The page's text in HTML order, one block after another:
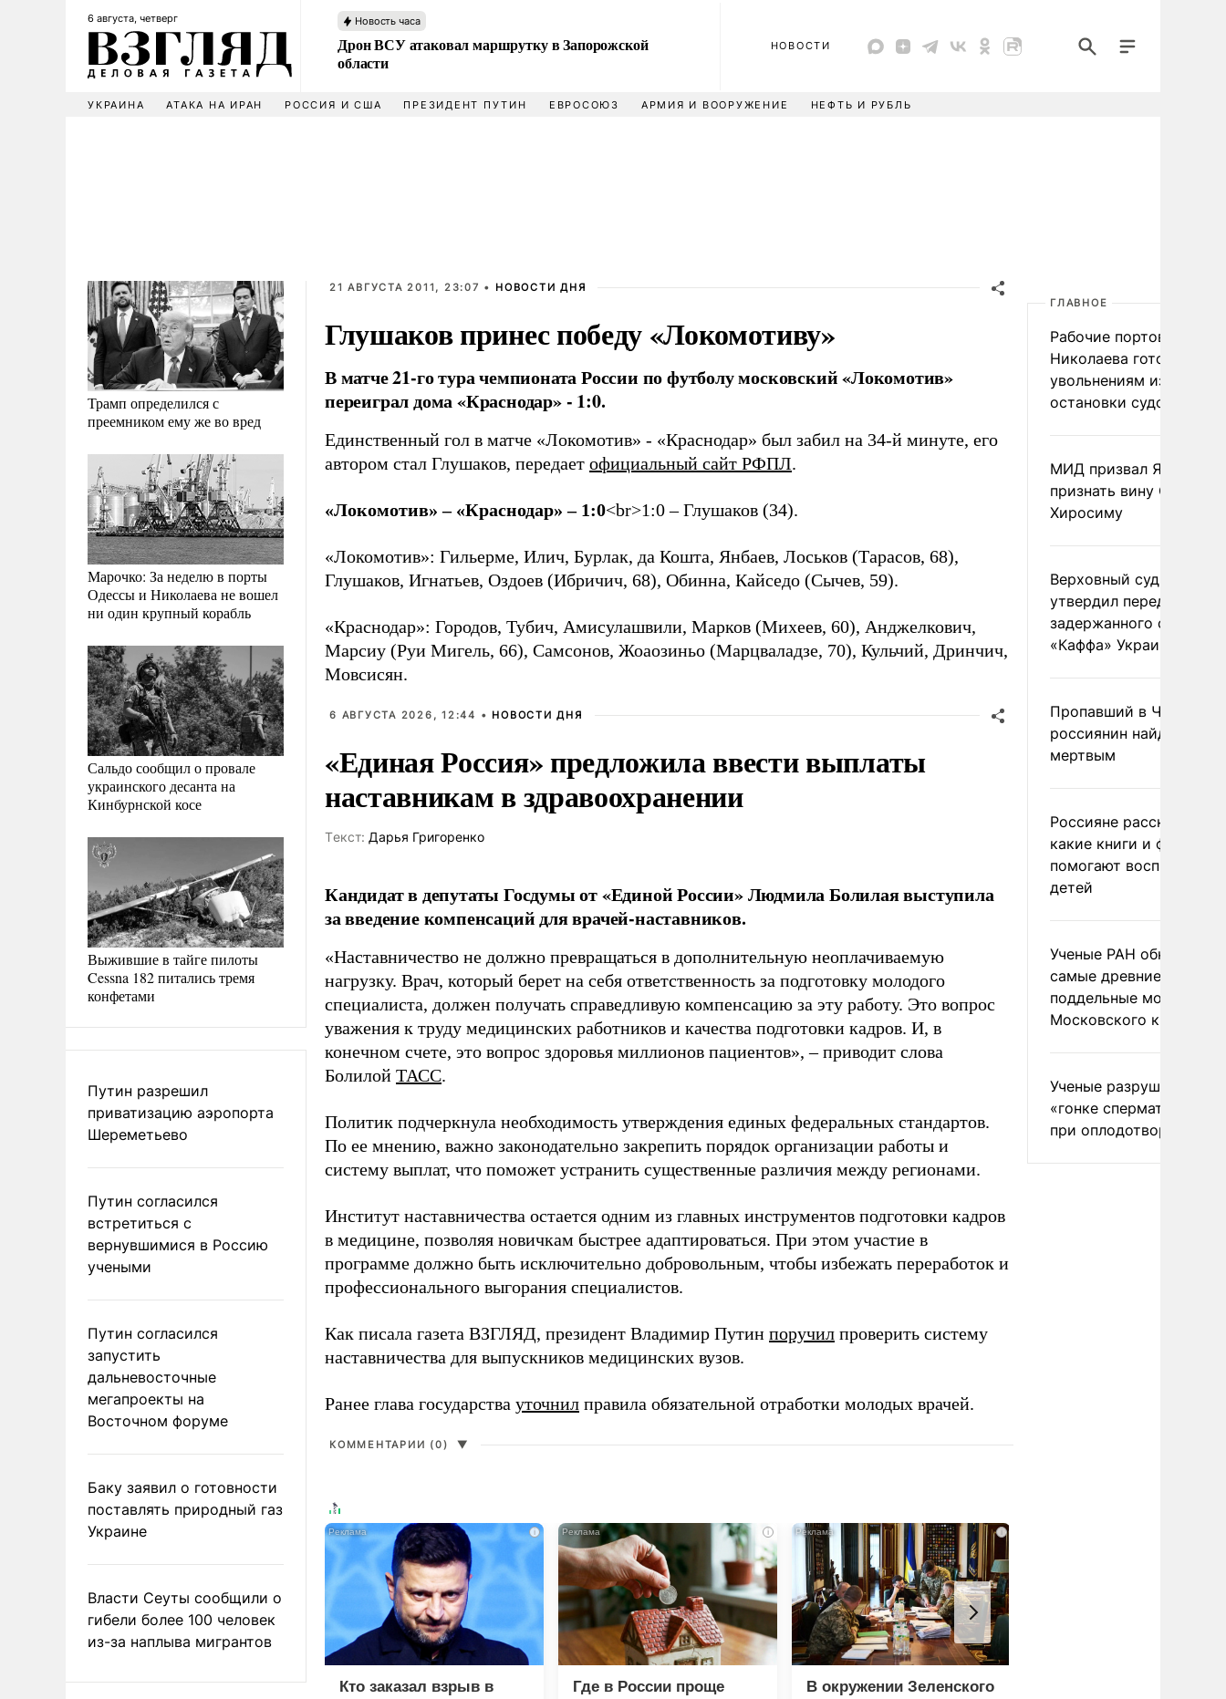
6 августа, четверг Новость часа
Дрон ВСУ атаковал маршрутку в Запорожской
области
НОВОСТИ
УКРАИНА АТАКА НА ИРАН РОССИЯ И США ПРЕЗИДЕНТ ПУТИН ЕВРОСОЮЗ АРМИЯ И ВООРУЖЕНИЕ НЕФТЬ И РУБЛЬ
Трамп определился с
преемником ему же во вред
Марочко: За неделю в порты
Одессы и Николаева не вошел
ни один крупный корабль
Сальдо сообщил о провале
украинского десанта на
Кинбурнской косе
Выжившие в тайге пилоты
Cessna 182 питались тремя
конфетами
Путин разрешил
приватизацию аэропорта
Шереметьево
Путин согласился
встретиться с
вернувшимися в Россию
учеными
Путин согласился
запустить
дальневосточные
мегапроекты на
Восточном форуме
Баку заявил о готовности
поставлять природный газ
Украине
Власти Сеуты сообщили о
гибели более 100 человек
из-за наплыва мигрантов
21 АВГУСТА 2011, 23:07 • НОВОСТИ ДНЯ
Глушаков принес победу «Локомотиву»
В матче 21-го тура чемпионата России по футболу московский «Локомотив»
переиграл дома «Краснодар» - 1:0.
Единственный гол в матче «Локомотив» - «Краснодар» был забил на 34-й минуте, его
автором стал Глушаков, передает официальный сайт РФПЛ.
«Локомотив» – «Краснодар» – 1:0<br>1:0 –Глушаков (34).
«Локомотив»: Гильерме, Илич, Бурлак, да Кошта, Янбаев, Лоськов (Тарасов, 68),
Глушаков, Игнатьев, Оздоев (Ибричич, 68), Обинна, Кайседо (Сычев, 59).
«Краснодар»: Городов, Тубич, Амисулашвили, Марков (Михеев, 60), Анджелкович,
Марсиу (Руи Мигель, 66), Самсонов, Жоаозиньо (Марцваладзе, 70), Кульчий, Дринчич,
Мовсисян.
6 АВГУСТА 2026, 12:44 • НОВОСТИ ДНЯ
«Единая Россия» предложила ввести выплаты
наставникам в здравоохранении
Tекст: Дарья Григоренко
Кандидат в депутаты Госдумы от «Единой России» Людмила Болилая выступила
за введение компенсаций для врачей-наставников.
«Наставничество не должно превращаться в дополнительную неоплачиваемую
нагрузку. Врач, который берет на себя ответственность за подготовку молодого
специалиста, должен получать справедливую компенсацию за эту работу. Это вопрос
уважения к труду медицинских работников и качества подготовки кадров. И, в
конечном счете, это вопрос здоровья миллионов пациентов», – приводит слова
Болилой ТАСС.
Политик подчеркнула необходимость утверждения единых федеральных стандартов.
По ее мнению, важно законодательно закрепить порядок организации работы и
систему выплат, что поможет устранить существенные различия между регионами.
Институт наставничества остается одним из главных инструментов подготовки кадров
в медицине, позволяя новичкам быстрее адаптироваться. При этом участие в
программе должно быть исключительно добровольным, чтобы избежать переработок и
профессионального выгорания специалистов.
Как писала газета ВЗГЛЯД, президент Владимир Путин поручил проверить систему
наставничества для выпускников медицинских вузов.
Ранее глава государства уточнил правила обязательной отработки молодых врачей.
КОММЕНТАРИИ (0) ▼
i
Кто заказал взрыв в
i
Где в России проще
i
В окружении Зеленского
ГЛАВНОЕ
Рабочие портов
Николаева готовятся к
увольнениям из-за
остановки судоходства
МИД призвал Японию
признать вину США за
Хиросиму
Верховный суд Швеции
утвердил передачу
задержанного
«Каффа» Украине
Пропавший в
россиянин найден
мертвым
Россияне рассказали,
какие книги и фильмы
помогают воспитывать
детей
Ученые РАН
самые древние
поддельные монеты
Московского
Ученые разрушили миф
«гонке
при оплодотворении